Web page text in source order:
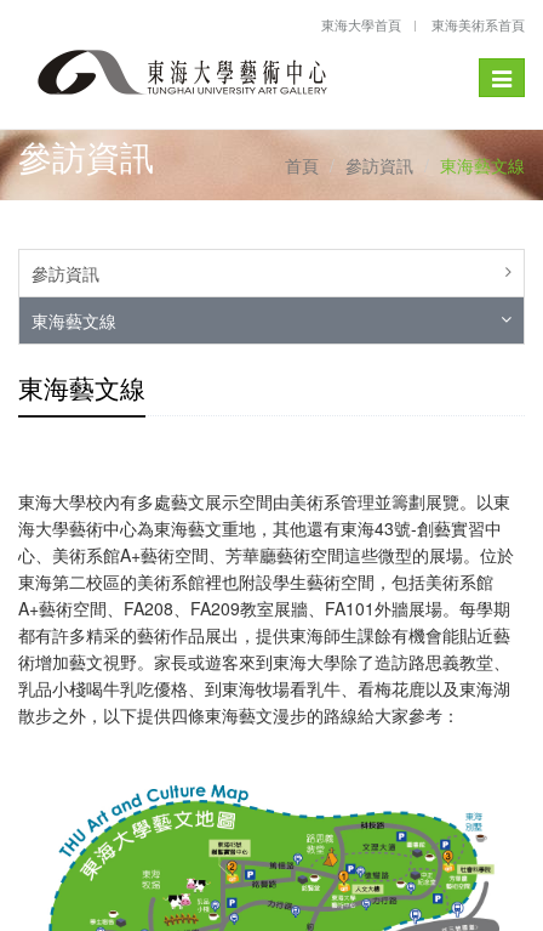
東海大學首頁 東海美術系首頁
Toggle
參訪資訊 首頁 參訪資訊 東海藝文線
參訪資訊
東海藝文線
東海藝文線
東海大學校內有多處藝文展示空間由美術系管理並籌劃展覽。以東
海大學藝術中心為東海藝文重地，其他還有東海43號-創藝實習中
心、美術系館A+藝術空間、芳華廳藝術空間這些微型的展場。位於
東海第二校區的美術系館裡也附設學生藝術空間，包括美術系館
A+藝術空間、FA208、FA209教室展牆、FA101外牆展場。每學期
都有許多精采的藝術作品展出，提供東海師生課餘有機會能貼近藝
術增加藝文視野。家長或遊客來到東海大學除了造訪路思義教堂、
乳品小棧喝牛乳吃優格、到東海牧場看乳牛、看梅花鹿以及東海湖
散步之外，以下提供四條東海藝文漫步的路線給大家參考：